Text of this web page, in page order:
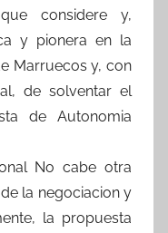
considere y,
y pionera en la
Marruecos y, con
de solventar el
de Autonomia
No cabe otra
la negociacion y
la propuesta